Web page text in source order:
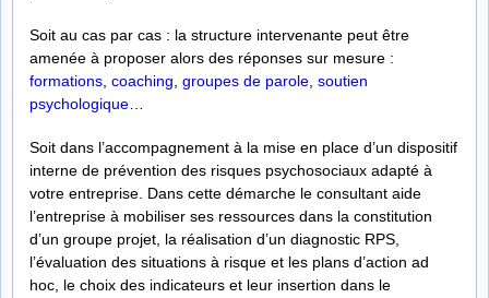
Soit au cas par cas : la structure intervenante peut être
amenée à proposer alors des réponses sur mesure :
formations coaching groupes de parole soutien
psychologique
Soit dans l’accompagnement à la mise en place d’un dispositif
interne de prévention des risques psychosociaux adapté à
votre entreprise. Dans cette démarche le consultant aide
l’entreprise à mobiliser ses ressources dans la constitution
d’un groupe projet, la réalisation d’un diagnostic RPS,
l’évaluation des situations à risque et les plans d’action ad
hoc, le choix des indicateurs et leur insertion dans le